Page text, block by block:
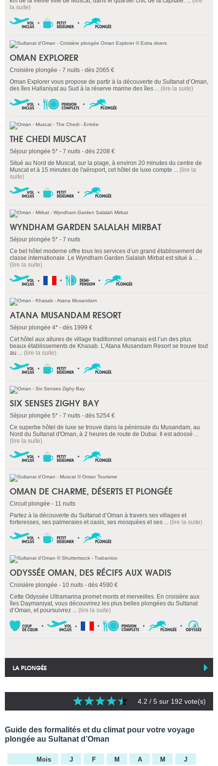
la suite)
OMAN EXPLORER
Croisière plongée - 7 nuits - dès 2065 €
Oman Explorer vous propose de partir à la découverte du Sultanat d’Oman,
des îles Hallaniyat au Sud à la réserve marine des îles ... (lire la suite)
THE CHEDI MUSCAT
Séjour plongée 5* - 7 nuits - dès 2208 €
Situé au Nord de Muscat, sur la plage, à environ 20 minutes du centre de
Muscat et à 15 minutes de l'aéroport, cet hôtel de luxe compte ... (lire la
suite)
WYNDHAM GARDEN SALALAH MIRBAT
Séjour plongée 5* - 7 nuits
Ce bel hôtel moderne offre tous les services d’un grand établissement de
classe internationale. Le Wyndham Garden Salalah Mirbat est situé à ...
(lire la suite)
ATANA MUSANDAM RESORT
Séjour plongée 4* - dès 1999 €
Cet hôtel aux allures de village traditionnel omanais est l’un des plus
beaux établissements de Khasab. L’Atana Musandam Resort se trouve tout
au ... (lire la suite)
SIX SENSES ZIGHY BAY
Séjour plongée 5* - 7 nuits - dès 5254 €
Ce superbe hôtel de luxe se trouve dans la péninsule du Musandam, au
Nord du Sultanat d'Oman, à 2 heures de route de Dubai. Il est adossé ...
(lire la suite)
OMAN DE CHARME, DÉSERTS ET PLONGÉE
Circuit plongée - 11 nuits
Partez à la découverte du Sultanat d’Oman à travers ses villages et
forteresses, ses palmeraies et oasis, ses mosquées et ses ... (lire la suite)
ODYSSÉE OMAN, DES RÉCIFS AUX WADIS
Croisière plongée - 10 nuits - dès 4590 €
Cette Odyssée Ultramarina promet monts et merveilles. En croisière aux
îles Daymaniyat, vous découvrirez les plus belles plongées du Sultanat
d’Oman, et poursuivrez ... (lire la suite)
LA PLONGÉE
4.2 / 5 sur 192 vote(s)
Guide des formalités et du climat pour votre voyage
plongée au Sultanat d’Oman
Mois J F M A M
J